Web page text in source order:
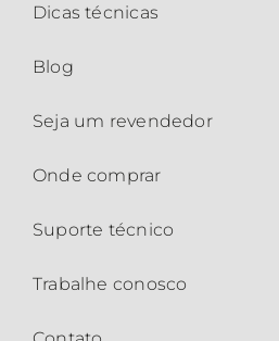
Dicas técnicas
Blog
Seja um revendedor
Onde comprar
Suporte técnico
Trabalhe conosco